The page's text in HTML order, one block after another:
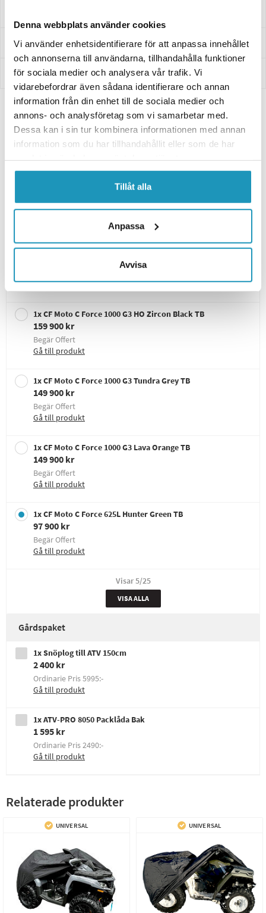
Denna webbplats använder cookies
Vi använder enhetsidentifierare för att anpassa innehållet
och annonserna till användarna, tillhandahålla funktioner
för sociala medier och analysera vår trafik. Vi
vidarebefordrar även sådana identifierare och annan
information från din enhet till de sociala medier och
annons- och analysföretag som vi samarbetar med.
Dessa kan i sin tur kombinera informationen med annan
information som du har tillhandahållit eller som de har
Tillåt alla
Anpassa
Avvisa
Leverans- & Returinformation
Betalning
Paketerbjudande: Visar
Visa alla
1x CF Goes Terrox 400 L Svart Terräng
Begär Offert
1x CF Goes Terrox 500 L Svart Terräng
Gå till produkt
1x CF Moto C Force 1000 G3 HO Zircon Black TB
159 900 kr
Begär Offert
Gå till produkt
1x CF Moto C Force 1000 G3 Tundra Grey TB
149 900 kr
Begär Offert
Gå till produkt
1x CF Moto C Force 1000 G3 Lava Orange TB
149 900 kr
Begär Offert
Gå till produkt
1x CF Moto C Force 625L Hunter Green TB
97 900 kr
Begär Offert
Gå till produkt
Visar5/25
VISA ALLA
Gårdspaket
1x Snöplog till ATV 150cm
2 400 kr
Ordinarie Pris 5995:-
Gå till produkt
1x ATV-PRO 8050 Packlåda Bak
1 595 kr
Ordinarie Pris 2490:-
Gå till produkt
Relaterade produkter
UNIVERSAL UNIVERSAL